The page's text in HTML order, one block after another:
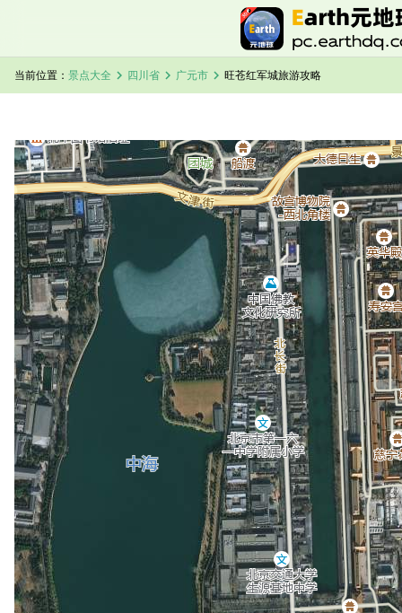
当前位置： 景点大全 chevron_right 四川省 chevron_right 广元市 chevron_right 旺苍红军城旅游攻略
旺苍红军城卫星地图加载中，请稍候...